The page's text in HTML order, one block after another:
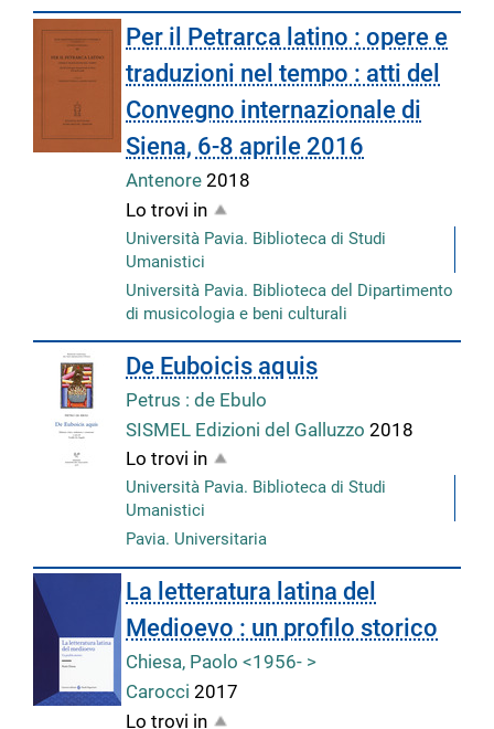
Per il Petrarca latino : opere e
traduzioni nel tempo : atti del
Convegno internazionale di
Siena, 6-8 aprile 2016
Antenore2018
Lo trovi in
Università Pavia. Biblioteca di Studi
Umanistici
Università Pavia. Biblioteca del Dipartimento
di musicologia e beni culturali
De Euboicis aquis
Petrus : de Ebulo
SISMEL Edizioni del Galluzzo2018
Lo trovi in
Università Pavia. Biblioteca di Studi
Umanistici
Pavia. Universitaria
La letteratura latina del
Medioevo : un profilo storico
Chiesa, Paolo <1956- >
Carocci2017
Lo trovi in